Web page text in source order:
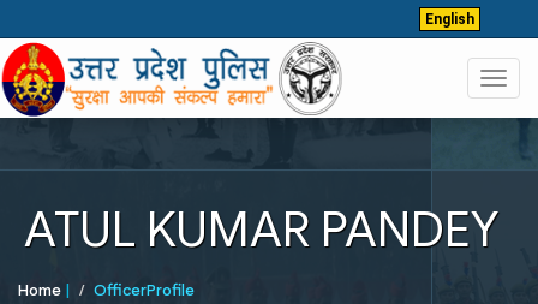
English
ATUL KUMAR PANDEY
Home | OfficerProfile